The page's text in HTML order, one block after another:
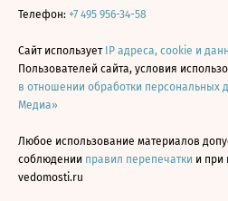
Телефон: +7 495 956-34-58
Сайт использует IP адреса, cookie и
Пользователей сайта, условия
в отношении обработки персональных
Медиа»
Любое использование материалов
соблюдении правил перепечатки и при
vedomosti.ru